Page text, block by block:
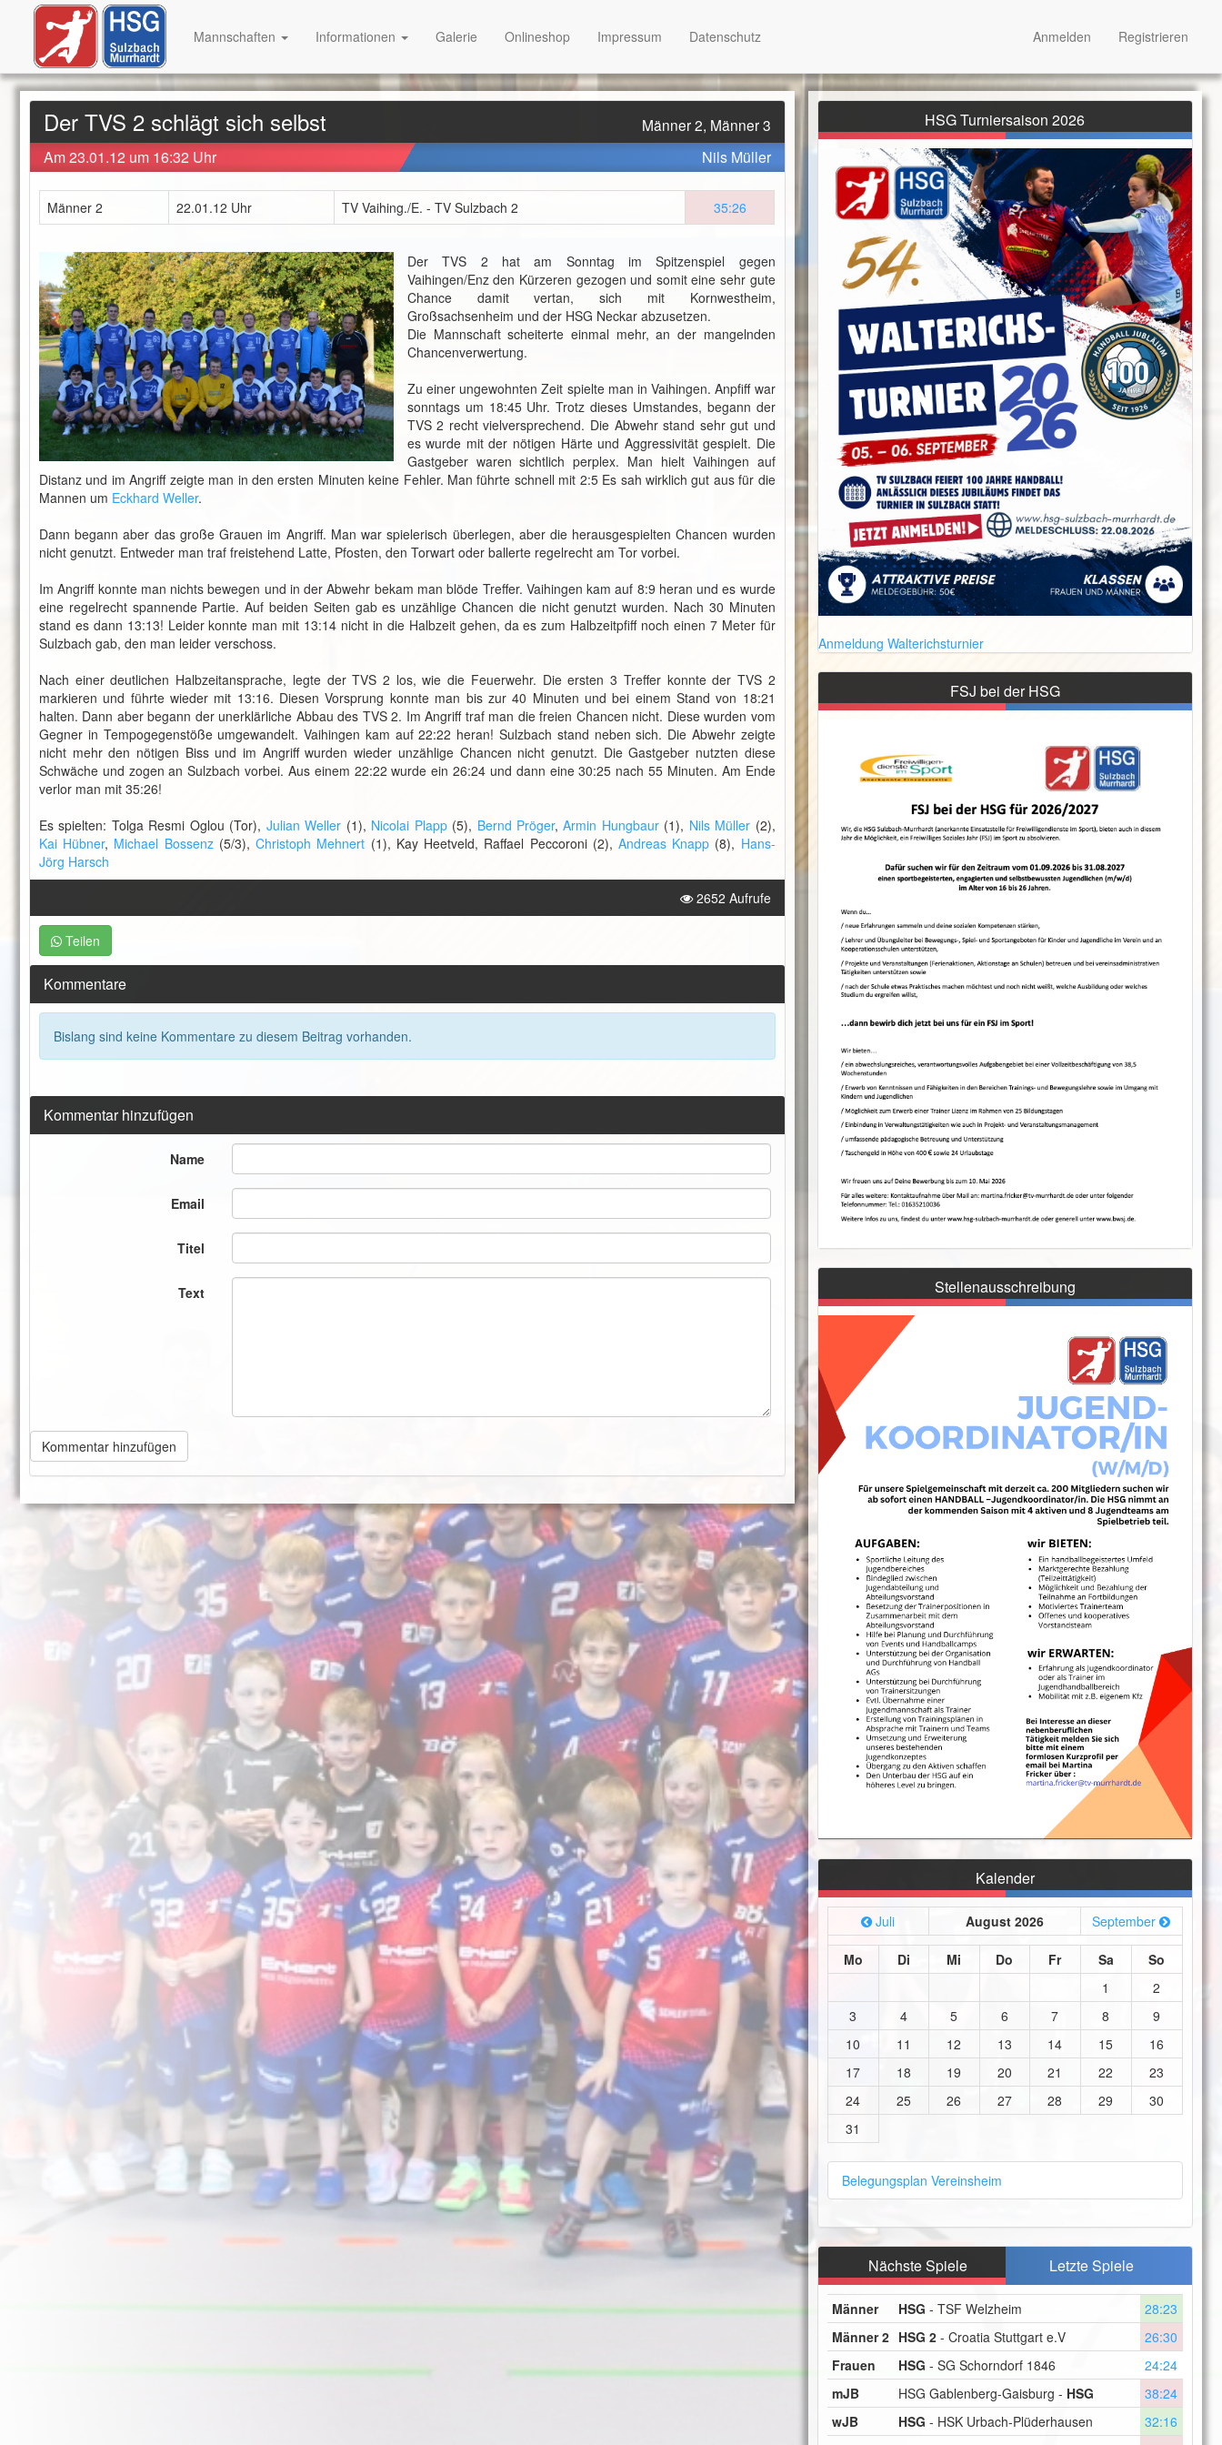
Der TVS 2 schlägt sich selbst Männer 2, Männer 3
Am 23.01.12 um 16:32 Uhr Nils Müller
Männer 2 22.01.12 Uhr TV Vaihing./E. - TV Sulzbach 2 35:26
Der TVS 2 hat am Sonntag im Spitzenspiel gegen
Vaihingen/Enz den Kürzeren gezogen und somit eine sehr gute
Chance damit vertan, sich mit Kornwestheim,
Großsachsenheim und der HSG Neckar abzusetzen.
Die Mannschaft scheiterte einmal mehr, an der mangelnden
Chancenverwertung.
Zu einer ungewohnten Zeit spielte man in Vaihingen. Anpfiff war
sonntags um 18:45 Uhr. Trotz dieses Umstandes, begann der
TVS 2 recht vielversprechend. Die Abwehr stand sehr gut und
es wurde mit der nötigen Härte und Aggressivität gespielt. Die
Gastgeber waren sichtlich perplex. Man hielt Vaihingen auf
Distanz und im Angriff zeigte man in den ersten Minuten keine Fehler. Man führte schnell mit 2:5 Es sah wirklich gut aus für die
Mannen um Eckhard Weller.
Dann begann aber das große Grauen im Angriff. Man war spielerisch überlegen, aber die herausgespielten Chancen wurden
nicht genutzt. Entweder man traf freistehend Latte, Pfosten, den Torwart oder ballerte regelrecht am Tor vorbei.
Im Angriff konnte man nichts bewegen und in der Abwehr bekam man blöde Treffer. Vaihingen kam auf 8:9 heran und es wurde
eine regelrecht spannende Partie. Auf beiden Seiten gab es unzählige Chancen die nicht genutzt wurden. Nach 30 Minuten
stand es dann 13:13! Leider konnte man mit 13:14 nicht in die Halbzeit gehen, da es zum Halbzeitpfiff noch einen 7 Meter für
Sulzbach gab, den man leider verschoss.
Nach einer deutlichen Halbzeitansprache, legte der TVS 2 los, wie die Feuerwehr. Die ersten 3 Treffer konnte der TVS 2
markieren und führte wieder mit 13:16. Diesen Vorsprung konnte man bis zur 40 Minuten und bei einem Stand von 18:21
halten. Dann aber begann der unerklärliche Abbau des TVS 2. Im Angriff traf man die freien Chancen nicht. Diese wurden vom
Gegner in Tempogegenstöße umgewandelt. Vaihingen kam auf 22:22 heran! Sulzbach stand neben sich. Die Abwehr zeigte
nicht mehr den nötigen Biss und im Angriff wurden wieder unzählige Chancen nicht genutzt. Die Gastgeber nutzten diese
Schwäche und zogen an Sulzbach vorbei. Aus einem 22:22 wurde ein 26:24 und dann eine 30:25 nach 55 Minuten. Am Ende
verlor man mit 35:26!
Es spielten: Tolga Resmi Oglou (Tor), Julian Weller (1), Nicolai Plapp(5), Bernd Pröger,Armin Hungbaur(1), Nils Müller (2),
Kai Hübner, Michael Bossenz(5/3),Christoph Mehnert (1), Kay Heetveld, Raffael Peccoroni (2),Andreas Knapp (8), Hans-
Jörg Harsch
2652 Aufrufe
Teilen
Kommentare
Bislang sind keine Kommentare zu diesem Beitrag vorhanden.
Kommentar hinzufügen
Name
Email
Titel
Text
Kommentar hinzufügen
HSG Turniersaison 2026
Anmeldung Walterichsturnier
FSJ bei der HSG
Stellenausschreibung
Kalender
Juli August 2026 September
Mo Di Mi Do Fr Sa
So
1
2
3
4 5 6 7 8
9
10
11 12 13 14 15
16
17
18 19 20 21 22
23
24
25 26 27 28 29
30
31
Belegungsplan Vereinsheim
Nächste Spiele Letzte Spiele
Männer HSG - TSF Welzheim
28:23
Männer 2 HSG 2- Croatia Stuttgart e.V
26:30
Frauen
HSG - SG Schorndorf 1846
24:24
mJB
HSG Gablenberg-Gaisburg - HSG
38:24
wJB
HSG - HSK Urbach-Plüderhausen
32:16
Mannschaften Informationen Galerie Onlineshop Impressum Datenschutz Anmelden Registrieren